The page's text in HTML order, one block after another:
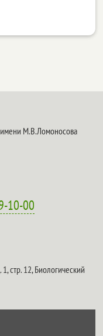
имени М.В.Ломоносова
10-00
стр. 12,Биологический